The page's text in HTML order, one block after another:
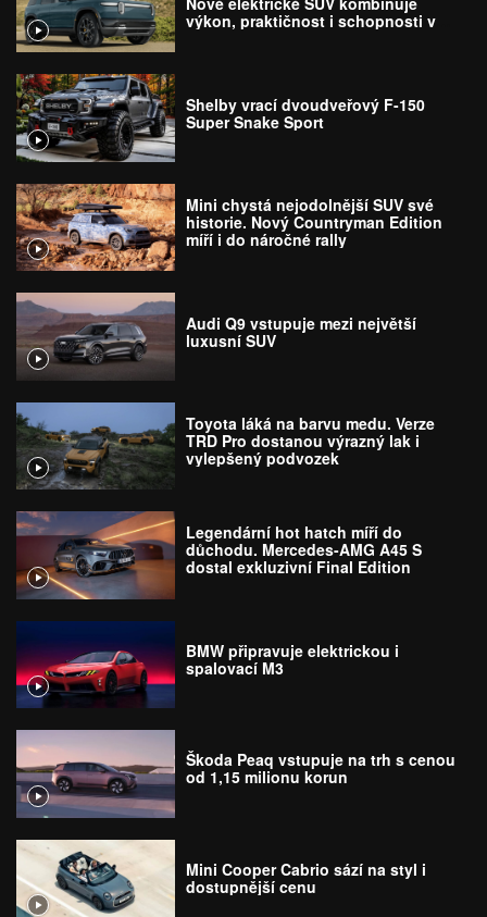
výkon, praktičnost i schopnosti v
Shelby vrací dvoudveřový F-150
Super Snake Sport
Mini chystá nejodolnější SUV své
historie. Nový Countryman Edition
míří i do náročné rally
Audi Q9 vstupuje mezi největší
luxusní SUV
Toyota láká na barvu medu. Verze
TRD Pro dostanou výrazný lak i
vylepšený podvozek
Legendární hot hatch míří do
důchodu. Mercedes-AMG A45 S
dostal exkluzivní Final Edition
BMW připravuje elektrickou i
spalovací M3
Škoda Peaq vstupuje na trh s cenou
od 1,15 milionu korun
Mini Cooper Cabrio sází na styl i
dostupnější cenu